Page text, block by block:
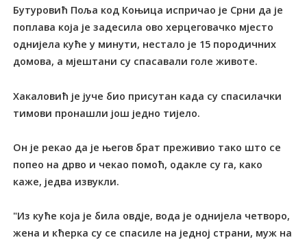
Бутуровић Поља код Коњица испричао је Срни да је
поплава која је задесила ово херцеговачко мјесто
однијела куће у минути, нестало је 15 породичних
домова, а мјештани су спасавали голе животе.
Хакаловић је јуче био присутан када су спасилачки
тимови пронашли још једно тијело.
Он је рекао да је његов брат преживио тако што се
попео на дрво и чекао помоћ, одакле су га, како
каже, једва извукли.
"Из куће која је била овдје, вода је однијела четворо,
жена и кћерка су се спасиле на једној страни, муж на